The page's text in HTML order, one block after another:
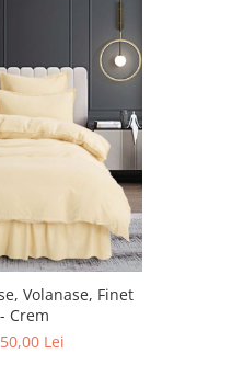
Volanase, Finet
Crem
Lei